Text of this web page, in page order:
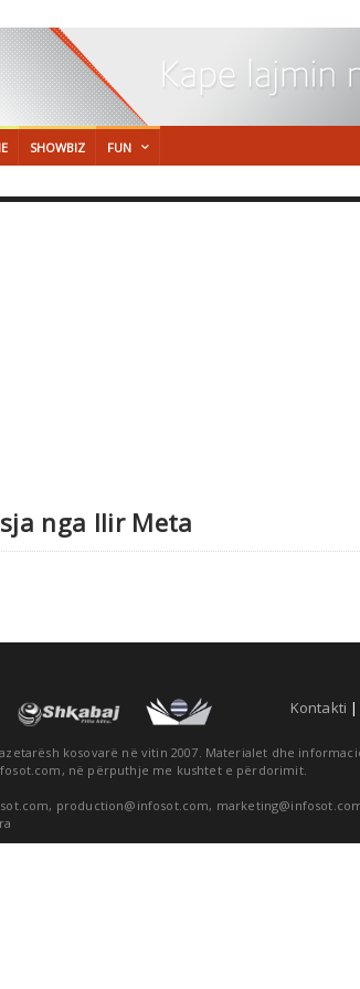
SHOWBIZ FUN
nga Ilir Meta
Kontakti
kosovarë në vitin 2007. Materialet dhe
në përputhje me kushtet e përdorimit.
, production@infosot.com,